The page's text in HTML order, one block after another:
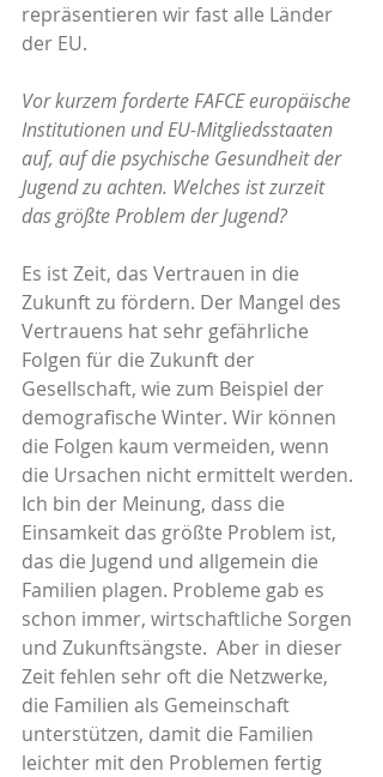
repräsentieren wir fast alle Länder
der EU.
Vor kurzem forderte FAFCE europäische
Institutionen und EU-Mitgliedsstaaten
auf, auf die psychische Gesundheit der
Jugend zu achten. Welches ist zurzeit
das größte Problem der Jugend?
Es ist Zeit, das Vertrauen in die
Zukunft zu fördern. Der Mangel des
Vertrauens hat sehr gefährliche
Folgen für die Zukunft der
Gesellschaft, wie zum Beispiel der
demografische Winter. Wir können
die Folgen kaum vermeiden, wenn
die Ursachen nicht ermittelt werden.
Ich bin der Meinung, dass die
Einsamkeit das größte Problem ist,
das die Jugend und allgemein die
Familien plagen. Probleme gab es
schon immer, wirtschaftliche Sorgen
und Zukunftsängste.  Aber in dieser
Zeit fehlen sehr oft die Netzwerke,
die Familien als Gemeinschaft
unterstützen, damit die Familien
leichter mit den Problemen fertig